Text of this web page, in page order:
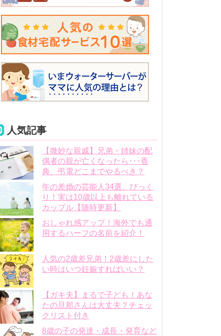
人気記事
【微妙な親戚】兄弟・姉妹の配
偶者の親が亡くなったら･･･香
典、弔電どこまでやるべき？
年の差婚の芸能人34選。びっく
り！実は10歳以上も離れている
カップル【随時更新】
おしゃれ感アップ！海外でも通
用するハーフの名前を紹介！
人気の2歳差兄弟！2歳差にした
い時はいつ妊娠すればいい？
【ガキ夫】まるで子ども！あな
たの旦那さんは大丈夫？チェッ
クリスト付き
8歳の子の発達・成長・発育など